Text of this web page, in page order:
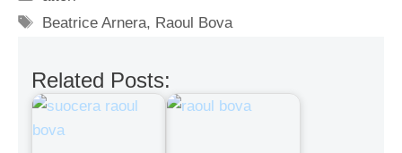
Tag
Beatrice Arnera, Raoul Bova
Related Posts: